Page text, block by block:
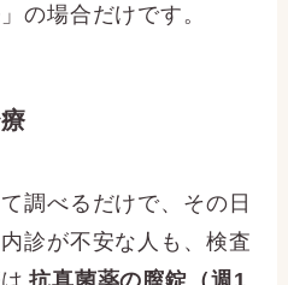
の場合だけです。
調べるだけで、その日
診が不安な人も、検査